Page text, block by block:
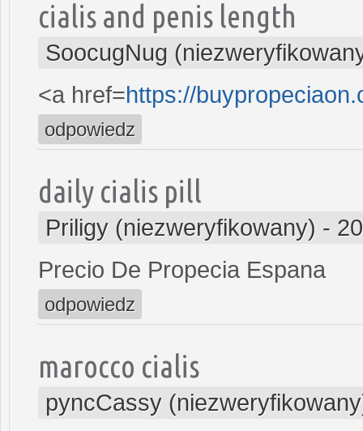
cialis and penis length
SoocugNug
<a href=https://
odpowiedz
daily cialis pill
Priligy (niezweryfikowany) -
Precio De Propecia Espana
odpowiedz
marocco cialis
pyncCassy